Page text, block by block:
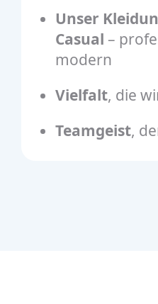
Unser
Casual –
modern
Vielfalt, die
Teamgeist,